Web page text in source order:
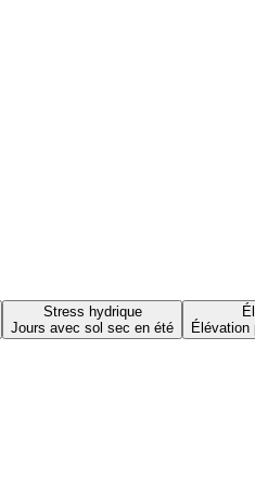
Stress hydrique
Jours avec sol sec en été
Élévation